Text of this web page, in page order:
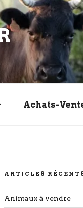
Achats-
ARTICLES
Animaux à vendre